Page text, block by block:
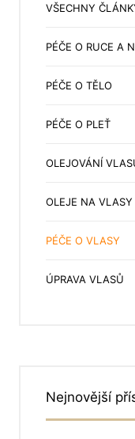
VŠECHNY
PÉČE O RUCE A
PÉČE O TĚLO
PÉČE O PLEŤ
OLEJOVÁNÍ
OLEJE NA VLASY
PÉČE O VLASY
ÚPRAVA VLASŮ
Nejnovější